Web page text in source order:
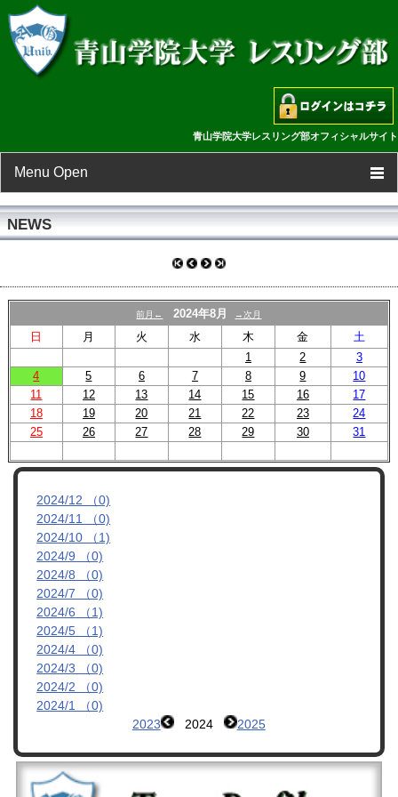
青山学院大学レスリング部オフィシャルサイト
Menu Open
TOP
スケジュール
選手一覧
フォトギャラリー
管理者ブログ
OBへのお知らせ
リンク集
NEWS
前月← 2024年8月 →次月
日 月 火 水 木 金
土
1
2
3
4
5 6 7 8 9
10
11
12 13 14 15 16
17
18
19 20 21 22 23
24
25
26 27 28 29 30 31
2024/12 （0)
2024/11 （0)
2024/10 （1)
2024/9 （0)
2024/8 （0)
2024/7 （0)
2024/6 （1)
2024/5 （1)
2024/4 （0)
2024/3 （0)
2024/2 （0)
2024/1 （0)
2023
2024 2025